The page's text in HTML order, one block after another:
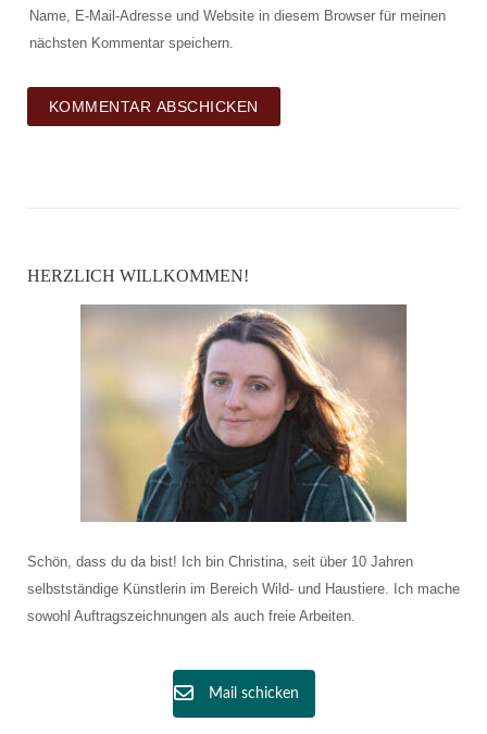
Name, E-Mail-Adresse und Website in diesem Browser für meinen
nächsten Kommentar speichern.
HERZLICH WILLKOMMEN!
Schön, dass du da bist! Ich bin Christina, seit über 10 Jahren
selbstständige Künstlerin im Bereich Wild- und Haustiere. Ich mache
sowohl Auftragszeichnungen als auch freie Arbeiten.
Mail schicken